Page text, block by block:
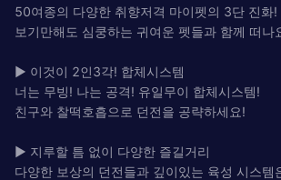
50여종의 다양한 취향저격 마이펫의 3단 진화!
보기만해도 심쿵하는 귀여운 펫들과 함께 떠나
▶ 이것이 2인3각! 합체시스템
너는 무빙! 나는 공격! 유일무이 합체시스템!
친구와 찰떡호흡으로 던전을 공략하세요!
▶ 지루할 틈 없이 다양한 즐길거리
다양한 보상의 던전들과 깊이있는 육성 시스템